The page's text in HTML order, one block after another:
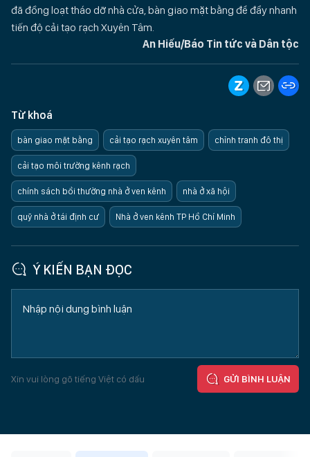
đã đồng loạt tháo dỡ nhà cửa, bàn giao mặt bằng để đẩy nhanh
tiến độ cải tạo rạch Xuyên Tâm.
An Hiếu/Báo Tin tức và Dân tộc
Từ khoá
bàn giao mặt bằng cải tạo rạch xuyên tâm chỉnh tranh đô thị
cải tạo môi trường kênh rạch
chính sách bồi thường nhà ở ven kênh nhà ở xã hội
quỹ nhà ở tái định cư Nhà ở ven kênh TP Hồ Chí Minh
Ý KIẾN BẠN ĐỌC
Xin vui lòng gõ tiếng Việt có dấu GỬI BÌNH LUẬN